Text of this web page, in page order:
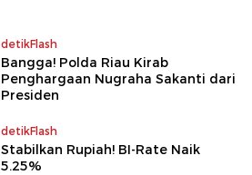
detikFlash
Bangga! Polda Riau Kirab
Penghargaan Nugraha Sakanti dari
Presiden
detikFlash
Stabilkan Rupiah! BI-Rate Naik
5.25%